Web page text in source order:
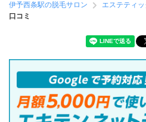
伊予西条駅の脱毛サロン
エステティ
口コミ